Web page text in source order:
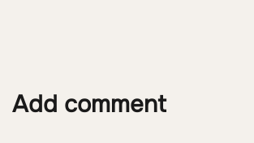
Add comment